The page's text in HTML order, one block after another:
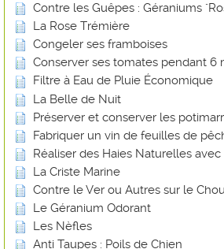
Contre les Guêpes : Géraniums
La Rose Trémière
Congeler ses framboises
Conserver ses tomates pendant 6
Filtre à Eau de Pluie Économique
La Belle de Nuit
Préserver et conserver les
Fabriquer un vin de feuilles de
Réaliser des Haies Naturelles
La Criste Marine
Contre le Ver ou Autres sur le
Le Géranium Odorant
Les Nèfles
Anti Taupes : Poils de Chien